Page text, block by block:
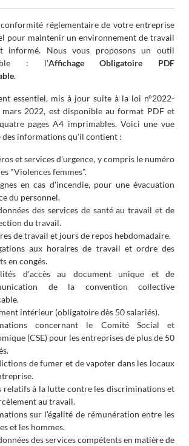
réglementaire de votre entreprise
pour maintenir un environnement de travail
informé. Nous vous proposons un outil
: l'Affichage Obligatoire PDF
.
essentiel, mis à jour suite à la loi n°2022-
2022, est disponible au format PDF et
pages A4 imprimables. Voici une vue
des informations qu'il contient :
et services d'urgence, y compris le numéro
"Violences femmes".
en cas d'incendie, pour une évacuation
du personnel.
des services de santé au travail et de
du travail.
de travail et jours de repos hebdomadaire.
aux horaires de travail et ordre des
en congés.
d'accès au document unique et de
de la convention collective
intérieur (obligatoire dès 50 salariés).
concernant le Comité Social et
(CSE) pour les entreprises de plus de 50
de fumer et de vapoter dans les locaux
relatifs à la lutte contre les discriminations et
au travail.
sur l'égalité de rémunération entre les
et les hommes.
des services compétents en matière de